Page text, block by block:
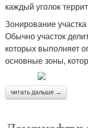
каждый уголок
Зонирование участка
Обычно участок
которых выполняет
основные зоны,
читать дальше →